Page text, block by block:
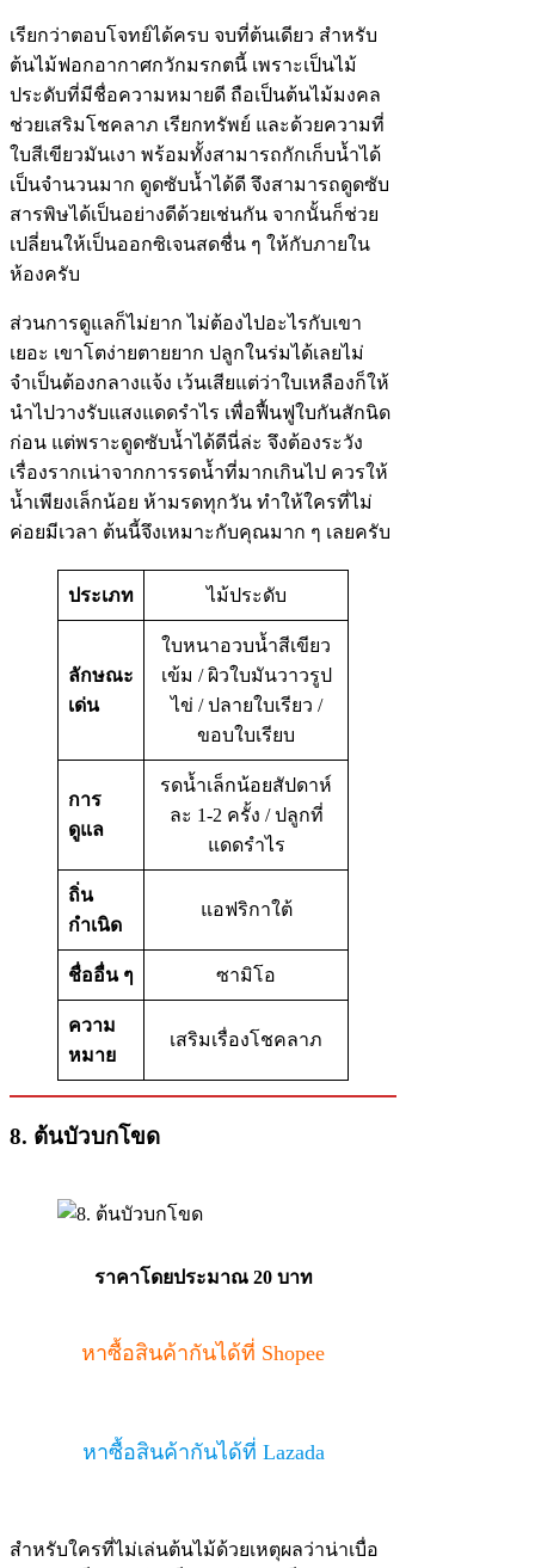
เรียกว่าตอบโจทย์ได้ครบ จบที่ต้นเดียว สำหรับ
ต้นไม้ฟอกอากาศกวักมรกตนี้ เพราะเป็นไม้
ประดับที่มีชื่อความหมายดี ถือเป็นต้นไม้มงคล
ช่วยเสริมโชคลาภ เรียกทรัพย์ และด้วยความที่
ใบสีเขียวมันเงา พร้อมทั้งสามารถกักเก็บน้ำได้
เป็นจำนวนมาก ดูดซับน้ำได้ดี จึงสามารถดูดซับ
สารพิษได้เป็นอย่างดีด้วยเช่นกัน จากนั้นก็ช่วย
เปลี่ยนให้เป็นออกซิเจนสดชื่น ๆ ให้กับภายใน
ห้องครับ
ส่วนการดูแลก็ไม่ยาก ไม่ต้องไปอะไรกับเขา
เยอะ เขาโตง่ายตายยาก ปลูกในร่มได้เลยไม่
จำเป็นต้องกลางแจ้ง เว้นเสียแต่ว่าใบเหลืองก็ให้
นำไปวางรับแสงแดดรำไร เพื่อฟื้นฟูใบกันสักนิด
ก่อน แต่พราะดูดซับน้ำได้ดีนี่ล่ะ จึงต้องระวัง
เรื่องรากเน่าจากการรดน้ำที่มากเกินไป ควรให้
น้ำเพียงเล็กน้อย ห้ามรดทุกวัน ทำให้ใครที่ไม่
ค่อยมีเวลา ต้นนี้จึงเหมาะกับคุณมาก ๆ เลยครับ
ประเภท ไม้ประดับ
ลักษณะ
เด่น
ใบหนาอวบน้ำสีเขียว
เข้ม / ผิวใบมันวาวรูป
ไข่ / ปลายใบเรียว /
ขอบใบเรียบ
การ
ดูแล
รดน้ำเล็กน้อยสัปดาห์
ละ 1-2 ครั้ง / ปลูกที่
แดดรำไร
ถิ่น
กำเนิด
แอฟริกาใต้
ชื่ออื่น ๆ ซามิโอ
ความ
หมาย
เสริมเรื่องโชคลาภ
8. ต้นบัวบกโขด
ราคาโดยประมาณ 20 บาท
หาซื้อสินค้ากันได้ที่ Shopee
หาซื้อสินค้ากันได้ที่ Lazada
สำหรับใครที่ไม่เล่นต้นไม้ด้วยเหตุผลว่าน่าเบื่อ